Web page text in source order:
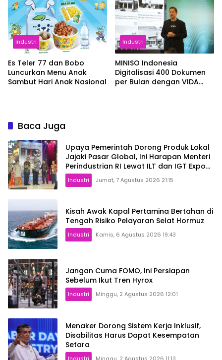
Industri
Es Teler 77 dan Bobo
Luncurkan Menu Anak
Sambut Hari Anak Nasional
Industri
MINISO Indonesia
Digitalisasi 400 Dokumen
per Bulan dengan VIDA
Baca Juga
Upaya Pemerintah Dorong Produk Lokal
Jajaki Pasar Global, Ini Harapan Menteri
Perindustrian RI Lewat ILT dan IGT Expo
2026
Industri Jumat, 7 Agustus 2026 21:15
Kisah Awak Kapal Pertamina Bertahan di
Tengah Risiko Pelayaran Selat Hormuz
Industri Kamis, 6 Agustus 2026 19:43
Jangan Cuma FOMO, Ini Persiapan
Sebelum Ikut Tren Hyrox
Industri Minggu, 2 Agustus 2026 12:01
Menaker Dorong Sistem Kerja Inklusif,
Disabilitas Harus Dapat Kesempatan
Setara
Industri Minggu, 2 Agustus 2026 11:13